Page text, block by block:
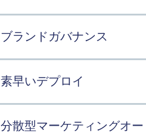
ブランドガバナンス
素早いデプロイ
分散型マーケティングオ